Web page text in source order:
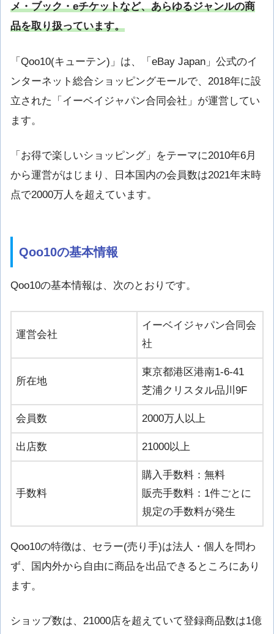
メ・ブック・eチケットなど、あらゆるジャンルの商
品を取り扱っています。
「Qoo10(キューテン)」は、「eBay Japan」公式のイ
ンターネット総合ショッピングモールで、2018年に設
立された「イーベイジャパン合同会社」が運営してい
ます。
「お得で楽しいショッピング」をテーマに2010年6月
から運営がはじまり、日本国内の会員数は2021年末時
点で2000万人を超えています。
Qoo10の基本情報
Qoo10の基本情報は、次のとおりです。
運営会社
イーベイジャパン合同会
社
所在地
東京都港区港南1-6-41
芝浦クリスタル品川9F
会員数 2000万人以上
出店数 21000以上
手数料
購入手数料：無料
販売手数料：1件ごとに
規定の手数料が発生
Qoo10の特徴は、セラー(売り手)は法人・個人を問わ
ず、国内外から自由に商品を出品できるところにあり
ます。
ショップ数は、21000店を超えていて登録商品数は1億